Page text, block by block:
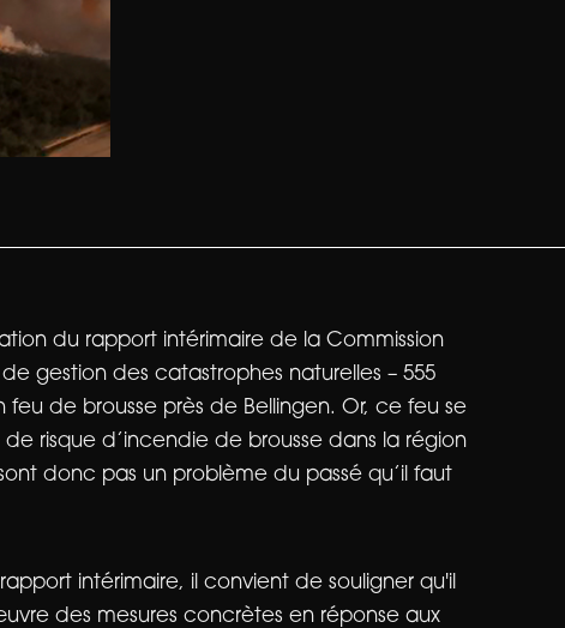
du rapport intérimaire de la Commission
gestion des catastrophes naturelles – 555
de brousse près de Bellingen. Or, ce feu se
risque d’incendie de brousse dans la région
donc pas un problème du passé qu’il faut
intérimaire, il convient de souligner qu'il
des mesures concrètes en réponse aux